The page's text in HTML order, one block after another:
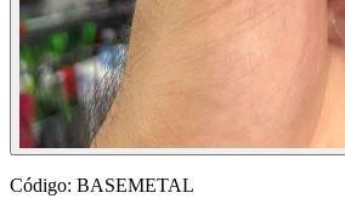
Código: BASEMETAL